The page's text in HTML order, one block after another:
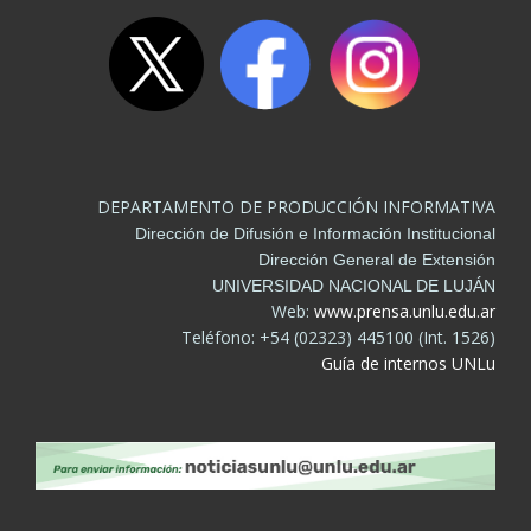
DEPARTAMENTO DE PRODUCCIÓN INFORMATIVA
Dirección de Difusión e Información Institucional
Dirección General de Extensión
UNIVERSIDAD NACIONAL DE LUJÁN
Web: www.prensa.unlu.edu.ar
Teléfono: +54 (02323) 445100 (Int. 1526)
Guía de internos UNLu